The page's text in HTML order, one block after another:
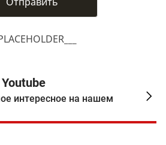
интересное на нашем